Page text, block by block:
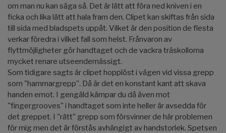
om man nu kan säga så. Det är lätt att föra ned kniven i en
ficka och lika lätt att hala fram den. Clipet kan skiftas från sida
till sida med bladspets uppåt. Vilket är den position de flesta
verkar föredra i vilket fall som helst. Frånvaron av
flyttmöjligheter gör handtaget och de vackra träskollorna
mycket renare utseendemässigt.
Som tidigare sagts är clipet hopplöst i vägen vid vissa grepp
som "hammargrepp". Då är det en konstant kant att skava
handen emot. I gengäld kämpar du då även mot
"fingergrooves" i handtaget som inte heller är avsedda för
det greppet. I "rätt" grepp som försvinner de här problemen
för mig men det är förstås avhängigt av handstorlek. Spetsen